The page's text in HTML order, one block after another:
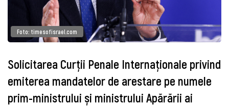
Foto: timesofisrael.com
Solicitarea Curții Penale Internaționale privind
emiterea mandatelor de arestare pe numele
prim-ministrului și ministrului Apărării ai